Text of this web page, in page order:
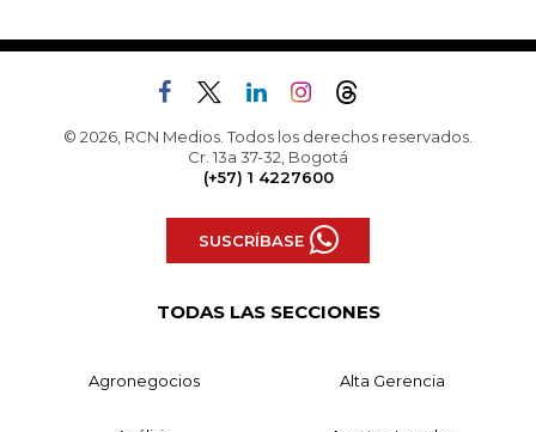
© 2026, RCN Medios. Todos los derechos reservados.
Cr. 13a 37-32, Bogotá
(+57) 1 4227600
SUSCRÍBASE
TODAS LAS SECCIONES
Agronegocios Alta Gerencia